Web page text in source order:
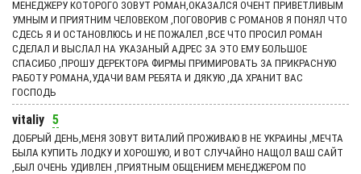
МЕНЕДЖЕРУ КОТОРОГО ЗОВУТ РОМАН,ОКАЗАЛСЯ ОЧЕНТ ПРИВЕТЛИВЫМ
УМНЫМ И ПРИЯТНИМ ЧЕЛОВЕКОМ ,ПОГОВОРИВ С РОМАНОВ Я ПОНЯЛ ЧТО
СДЕСЬ Я И ОСТАНОВЛЮСЬ И НЕ ПОЖАЛЕЛ ,ВСЕ ЧТО ПРОСИЛ РОМАН
СДЕЛАЛ И ВЫСЛАЛ НА УКАЗАНЫЙ АДРЕС ЗА ЭТО ЕМУ БОЛЬШОЕ
СПАСИБО ,ПРОШУ ДЕРЕКТОРА ФИРМЫ ПРИМИРОВАТЬ ЗА ПРИКРАСНУЮ
РАБОТУ РОМАНА,УДАЧИ ВАМ РЕБЯТА И ДЯКУЮ ,ДА ХРАНИТ ВАС
ГОСПОДЬ
vitaliy 5
ДОБРЫЙ ДЕНЬ,МЕНЯ ЗОВУТ ВИТАЛИЙ ПРОЖИВАЮ В НЕ УКРАИНЫ ,МЕЧТА
БЫЛА КУПИТЬ ЛОДКУ И ХОРОШУЮ, И ВОТ СЛУЧАЙНО НАЩОЛ ВАШ САЙТ
,БЫЛ ОЧЕНЬ УДИВЛЕН ,ПРИЯТНЫМ ОБЩЕНИЕМ МЕНЕДЖЕРОМ ПО